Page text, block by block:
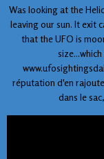
Was looking at the
leaving our sun. It exit
that the UFO is
réputation d'en
dans le